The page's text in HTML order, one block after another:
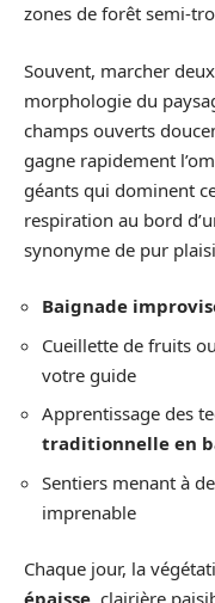
zones de forêt semi-
Souvent, marcher
morphologie du
champs ouverts
gagne rapidement
géants qui dominent
respiration au bord
synonyme de pur
Baignade
Cueillette de fruits
votre guide
Apprentissage des
traditionnelle en
Sentiers menant à
imprenable
Chaque jour, la